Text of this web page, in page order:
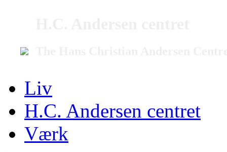
Liv
H.C. Andersen centret
Værk